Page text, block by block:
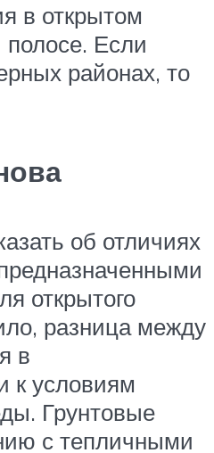
в открытом
полосе. Если
районах, то
об отличиях
открытого
разница между
в
к условиям
Грунтовые
с тепличными